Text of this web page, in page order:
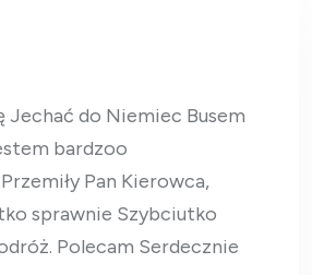
Jechać do Niemiec Busem
bardzoo
Pan Kierowca,
sprawnie Szybciutko
Polecam Serdecznie